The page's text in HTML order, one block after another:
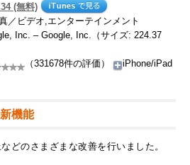
(無料)
／ビデオ,エンターテインメント
Inc. – Google, Inc.（サイズ: 224.37
（331678件の評価）
iPhone/iPad
機能
どのさまざまな改善を行いました。